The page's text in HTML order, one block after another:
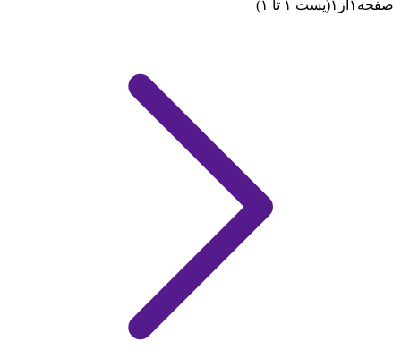
صفحه ۱ از ۱(پست ۱ تا ۱)